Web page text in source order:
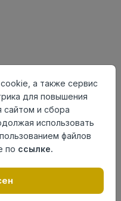
а также сервис
для повышения
сайтом и сбора
использовать
файлов
по ссылке.